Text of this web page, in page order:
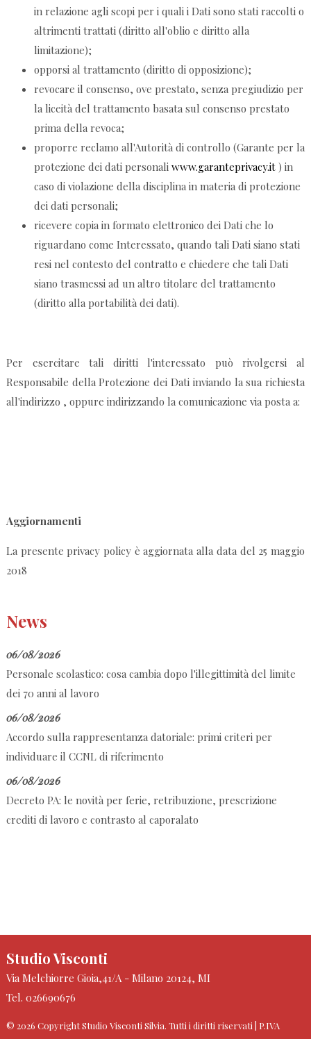
in relazione agli scopi per i quali i Dati sono stati raccolti o
altrimenti trattati (diritto all'oblio e diritto alla
limitazione);
opporsi al trattamento (diritto di opposizione);
revocare il consenso, ove prestato, senza pregiudizio per
la liceità del trattamento basata sul consenso prestato
prima della revoca;
proporre reclamo all'Autorità di controllo (Garante per la
protezione dei dati personali www.garanteprivacy.it) in
caso di violazione della disciplina in materia di protezione
dei dati personali;
ricevere copia in formato elettronico dei Dati che lo
riguardano come Interessato, quando tali Dati siano stati
resi nel contesto del contratto e chiedere che tali Dati
siano trasmessi ad un altro titolare del trattamento
(diritto alla portabilità dei dati).
Per esercitare tali diritti l'interessato può rivolgersi al
Responsabile della Protezione dei Dati inviando la sua richiesta
all'indirizzo , oppure indirizzando la comunicazione via posta a:
Aggiornamenti
La presente privacy policy è aggiornata alla data del 25 maggio
2018
News
06/08/2026
Personale scolastico: cosa cambia dopo l'illegittimità del limite
dei 70 anni al lavoro
06/08/2026
Accordo sulla rappresentanza datoriale: primi criteri per
individuare il CCNL di riferimento
06/08/2026
Decreto PA: le novità per ferie, retribuzione, prescrizione
crediti di lavoro e contrasto al caporalato
Studio Visconti
Via Melchiorre Gioia,41/A - Milano 20124, MI
Tel. 026690676
© 2026 Copyright Studio Visconti Silvia. Tutti i diritti riservati | P.IVA